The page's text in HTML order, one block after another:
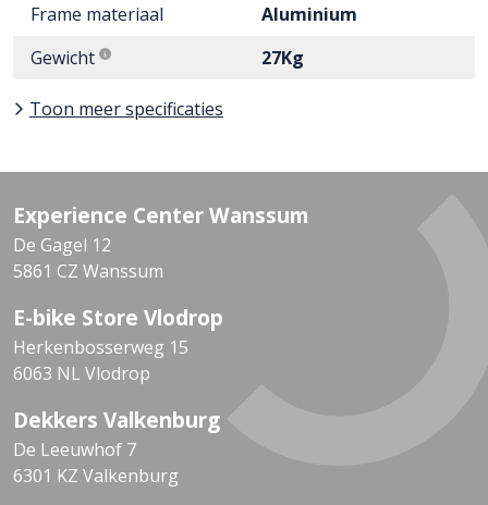
Frame materiaal
Aluminium
Gewicht
27Kg
Toon meer specificaties
Experience Center Wanssum
De Gagel 12
5861 CZ Wanssum
E-bike Store Vlodrop
Herkenbosserweg 15
6063 NL Vlodrop
Dekkers Valkenburg
De Leeuwhof 7
6301 KZ Valkenburg